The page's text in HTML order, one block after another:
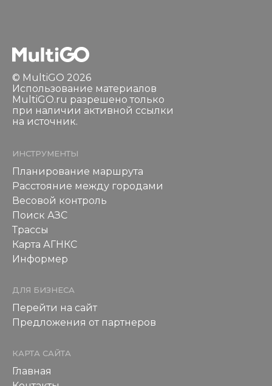
© MultiGO 2026
Использование материалов
MultiGO.ru разрешено только
при наличии активной ссылки
на источник.
ИНСТРУМЕНТЫ
Планирование маршрута
Расстояние между городами
Весовой контроль
Поиск АЗС
Трассы
Карта АГНКС
Информер
ДЛЯ БИЗНЕСА
Перейти на сайт
Предложения от партнеров
КАРТА САЙТА
Главная